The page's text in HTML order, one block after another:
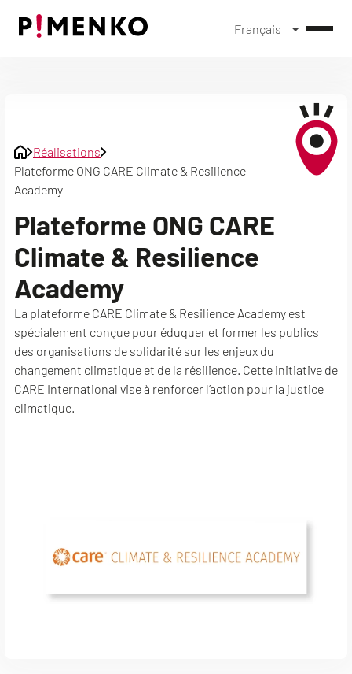
Français
Réalisations
Plateforme ONG CARE Climate & Resilience
Academy
Plateforme ONG CARE
Climate & Resilience
Academy
La plateforme CARE Climate & Resilience Academy est
spécialement conçue pour éduquer et former les publics
des organisations de solidarité sur les enjeux du
changement climatique et de la résilience. Cette initiative de
CARE International vise à renforcer l’action pour la justice
climatique.